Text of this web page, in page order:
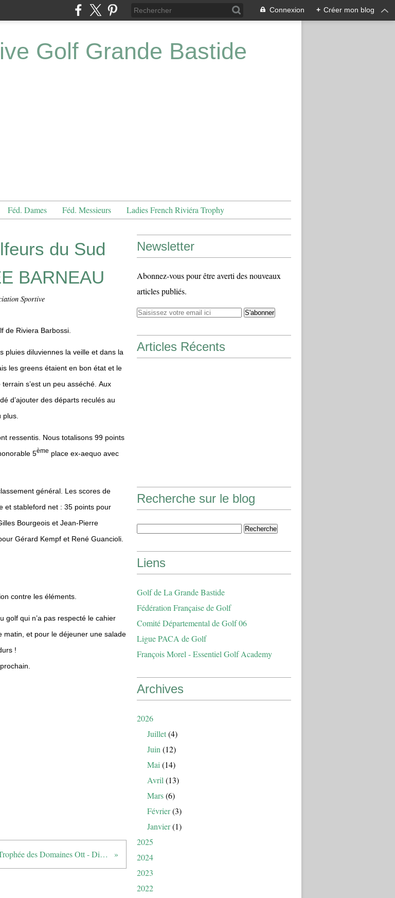
Connexion + Créer mon blog
Golf Grande Bastide
Féd. Dames Féd. Messieurs Ladies French Riviéra Trophy
du Sud
BARNEAU
Sportive
de Riviera Barbossi.
pluies diluviennes la veille et dans la
les greens étaient en bon état et le
s’est un peu asséché. Aux
d’ajouter des départs reculés au
ressentis. Nous totalisons 99 points
5ème place ex-aequo avec
général. Les scores de
et stableford net : 35 points pour
Bourgeois et Jean-Pierre
Gérard Kempf et René Guancioli.
contre les éléments.
golf qui n’a pas respecté le cahier
matin, et pour le déjeuner une salade
!
10ème Trophée des Domaines Ott - Dimanche 5
Newsletter
Abonnez-vous pour être averti des nouveaux
articles publiés.
Articles Récents
Recherche sur le blog
Liens
Golf de La Grande Bastide
Fédération Française de Golf
Comité Départemental de Golf 06
Ligue PACA de Golf
François Morel - Essentiel Golf Academy
Archives
2026
Juillet(4)
Juin (12)
Mai (14)
Avril (13)
Mars(6)
Février(3)
Janvier(1)
2025
2024
2023
2022